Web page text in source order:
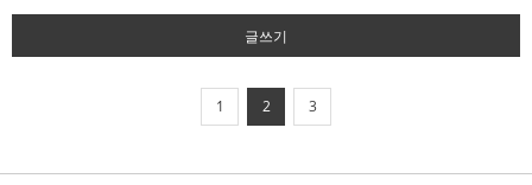
글쓰기
1 2 3